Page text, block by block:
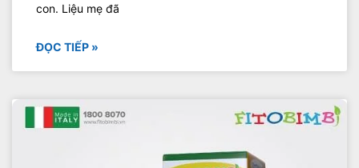
con. Liệu mẹ đã
ĐỌC TIẾP »